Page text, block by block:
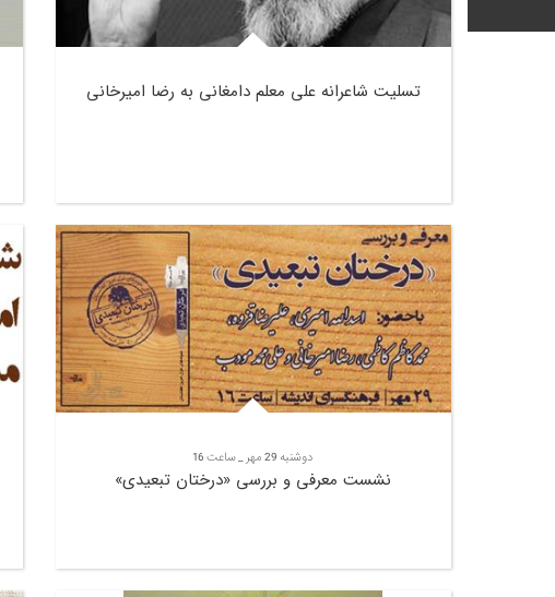
تسلیت شاعرانه علی معلم دامغانی به رضا امیرخانی
دوشنبه 29 مهر _ ساعت 16
نشست معرفی و بررسی «درختان تبعیدی»